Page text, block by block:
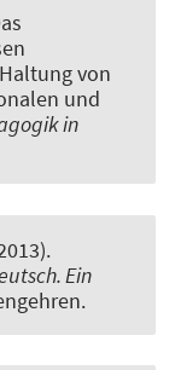
von
und
in
Ein